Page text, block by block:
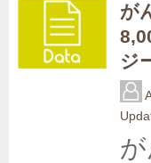
が
ジ